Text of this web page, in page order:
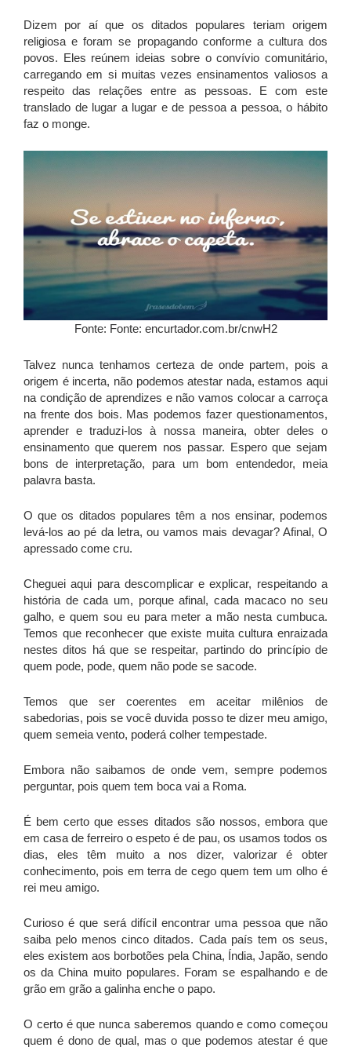
Dizem por aí que os ditados populares teriam origem
religiosa e foram se propagando conforme a cultura dos
povos. Eles reúnem ideias sobre o convívio comunitário,
carregando em si muitas vezes ensinamentos valiosos a
respeito das relações entre as pessoas. E com este
translado de lugar a lugar e de pessoa a pessoa, o hábito
faz o monge.
Fonte: Fonte: encurtador.com.br/cnwH2
Talvez nunca tenhamos certeza de onde partem, pois a
origem é incerta, não podemos atestar nada, estamos aqui
na condição de aprendizes e não vamos colocar a carroça
na frente dos bois. Mas podemos fazer questionamentos,
aprender e traduzi-los à nossa maneira, obter deles o
ensinamento que querem nos passar. Espero que sejam
bons de interpretação, para um bom entendedor, meia
palavra basta.
O que os ditados populares têm a nos ensinar, podemos
levá-los ao pé da letra, ou vamos mais devagar? Afinal, O
apressado come cru.
Cheguei aqui para descomplicar e explicar, respeitando a
história de cada um, porque afinal, cada macaco no seu
galho, e quem sou eu para meter a mão nesta cumbuca.
Temos que reconhecer que existe muita cultura enraizada
nestes ditos há que se respeitar, partindo do princípio de
quem pode, pode, quem não pode se sacode.
Temos que ser coerentes em aceitar milênios de
sabedorias, pois se você duvida posso te dizer meu amigo,
quem semeia vento, poderá colher tempestade.
Embora não saibamos de onde vem, sempre podemos
perguntar, pois quem tem boca vai a Roma.
É bem certo que esses ditados são nossos, embora que
em casa de ferreiro o espeto é de pau, os usamos todos os
dias, eles têm muito a nos dizer, valorizar é obter
conhecimento, pois em terra de cego quem tem um olho é
rei meu amigo.
Curioso é que será difícil encontrar uma pessoa que não
saiba pelo menos cinco ditados. Cada país tem os seus,
eles existem aos borbotões pela China, Índia, Japão, sendo
os da China muito populares. Foram se espalhando e de
grão em grão a galinha enche o papo.
O certo é que nunca saberemos quando e como começou
quem é dono de qual, mas o que podemos atestar é que